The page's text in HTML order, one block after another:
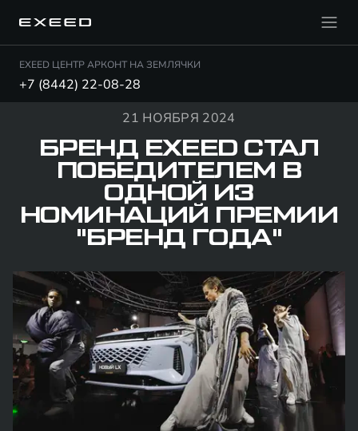
EXEED ЦЕНТР АРКОНТ НА ЗЕМЛЯЧКИ
+7 (8442) 22-08-28
21 НОЯБРЯ 2024
БРЕНД EXEED СТАЛ
ПОБЕДИТЕЛЕМ В
ОДНОЙ ИЗ
НОМИНАЦИЙ ПРЕМИИ
"БРЕНД ГОДА"